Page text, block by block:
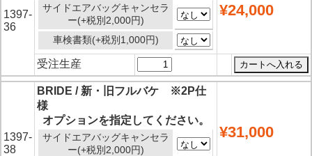
1397-
36
サイドエアバッグキャンセラ
ー(+税別2,000円)
車検書類(+税別1,000円)
¥24,000
受注生産
1397-
38
BRIDE / 新・旧フルバケ ※2P仕
様
オプションを指定してください。
サイドエアバッグキャンセラ
ー(+税別2,000円)
¥31,000